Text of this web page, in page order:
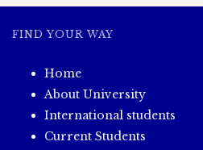
FIND YOUR WAY
Home
About University
International students
Current Students